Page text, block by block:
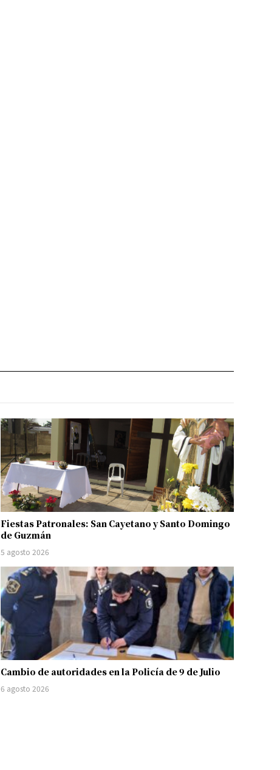
Fiestas Patronales: San Cayetano y Santo Domingo
de Guzmán
5 agosto 2026
Cambio de autoridades en la Policía de 9 de Julio
6 agosto 2026